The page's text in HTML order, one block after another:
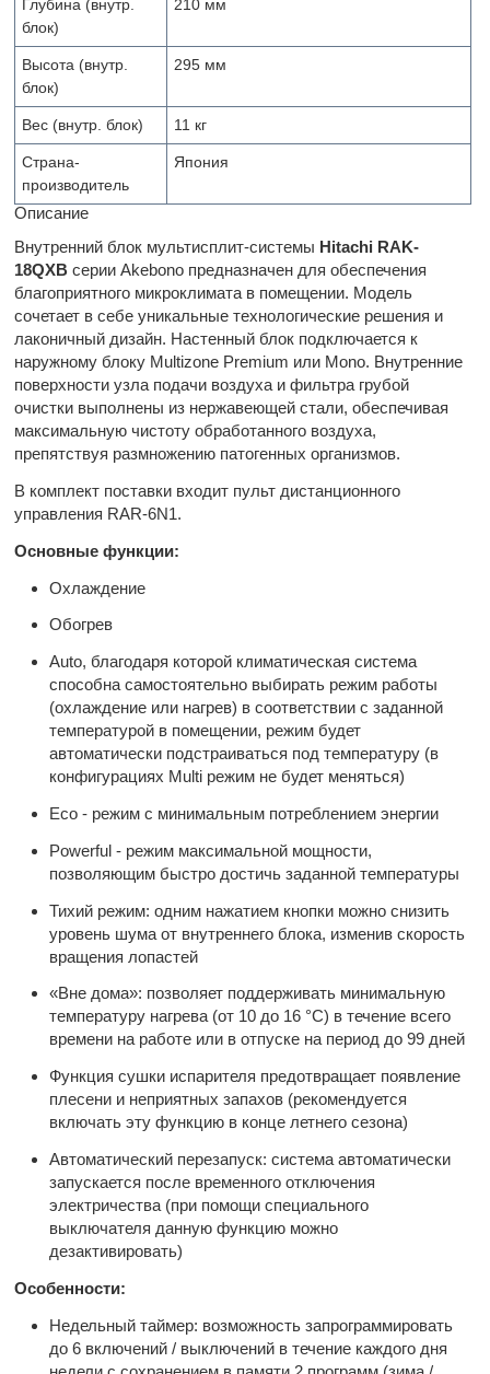
Глубина (внутр.
блок)
210 мм
Высота (внутр.
блок)
295 мм
Вес (внутр. блок) 11 кг
Страна-
производитель
Япония
Описание
Внутренний блок мультисплит-системы Hitachi RAK-
18QXBсерии Akebono предназначен для обеспечения
благоприятного микроклимата в помещении. Модель
сочетает в себе уникальные технологические решения и
лаконичный дизайн. Настенный блок подключается к
наружному блоку Multizone Premium или Mono. Внутренние
поверхности узла подачи воздуха и фильтра грубой
очистки выполнены из нержавеющей стали, обеспечивая
максимальную чистоту обработанного воздуха,
препятствуя размножению патогенных организмов.
В комплект поставки входит пульт дистанционного
управления RAR-6N1.
Основные функции:
Охлаждение
Обогрев
Auto, благодаря которой климатическая система
способна самостоятельно выбирать режим работы
(охлаждение или нагрев) в соответствии с заданной
температурой в помещении, режим будет
автоматически подстраиваться под температуру (в
конфигурациях Multi режим не будет меняться)
Eco - режим с минимальным потреблением энергии
Powerful - режим максимальной мощности,
позволяющим быстро достичь заданной температуры
Тихий режим: одним нажатием кнопки можно снизить
уровень шума от внутреннего блока, изменив скорость
вращения лопастей
«Вне дома»: позволяет поддерживать минимальную
температуру нагрева (от 10 до 16 °C) в течение всего
времени на работе или в отпуске на период до 99 дней
Функция сушки испарителя предотвращает появление
плесени и неприятных запахов (рекомендуется
включать эту функцию в конце летнего сезона)
Автоматический перезапуск: система автоматически
запускается после временного отключения
электричества (при помощи специального
выключателя данную функцию можно
дезактивировать)
Особенности:
Недельный таймер: возможность запрограммировать
до 6 включений / выключений в течение каждого дня